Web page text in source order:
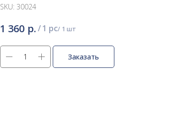
SKU: 30024
1 360 р./1 pc
Заказать